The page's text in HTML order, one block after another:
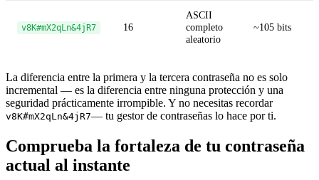
v8K#mX2qLn&4jR7 16
ASCII
completo
aleatorio
~105 bits
La diferencia entre la primera y la tercera contraseña no es solo
incremental — es la diferencia entre ninguna protección y una
seguridad prácticamente irrompible. Y no necesitas recordar
v8K#mX2qLn&4jR7— tu gestor de contraseñas lo hace por ti.
Comprueba la fortaleza de tu contraseña
actual al instante